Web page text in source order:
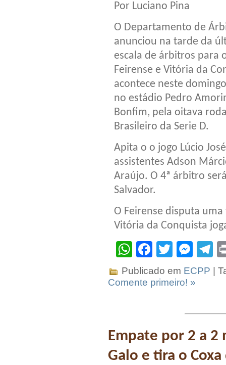
Por Luciano Pina
O Departamento de
anunciou na tarde da
escala de árbitros para
Feirense e Vitória da
acontece neste
no estádio Pedro
Bonfim, pela oitava
Brasileiro da Serie D.
Apita o o jogo Lúcio
assistentes Adson
Araújo. O 4ª árbitro
Salvador.
O Feirense disputa uma
Vitória da Conquista
WhatsApp
Facebook
Twitter
Publicado em ECPP |
Comente primeiro! »
Empate por 2 a 2
Galo e tira o Coxa